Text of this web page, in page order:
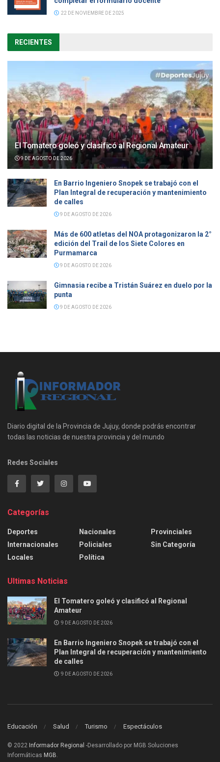
22 DE NOVIEMBRE DE 2025
RECIENTES
El Tomatero goleó y clasificó al Regional Amateur
9 DE AGOSTO DE 2026
En Barrio Ingeniero Snopek se trabajó con el
Plan Integral de recuperación y mantenimiento
de calles
9 DE AGOSTO DE 2026
Más de 600 atletas del NOA protagonizaron la 2°
edición del Trail de los Siete Colores en
Purmamarca
9 DE AGOSTO DE 2026
Gimnasia recibe a Tristán Suárez en duelo por la
punta
9 DE AGOSTO DE 2026
Diario digital de la Provincia de Jujuy, donde podrás encontrar
todas las noticias de nuestra provincia y del mundo
Redes Sociales
Categorías
Deportes
Internacionales
Locales
Nacionales
Policiales
Política
Provinciales
Sin Categoría
Ultimas Noticias
El Tomatero goleó y clasificó al Regional
Amateur
9 DE AGOSTO DE 2026
En Barrio Ingeniero Snopek se trabajó con el
Plan Integral de recuperación y mantenimiento
de calles
9 DE AGOSTO DE 2026
Educación Salud Turismo Espectáculos
© 2022 Informador Regional -Desarrollado por MGB Soluciones
Informáticas MGB.